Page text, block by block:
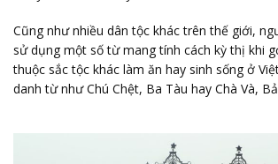
Cũng như nhiều dân tộc khác trên thế giới,
sử dụng một số từ mang tính cách kỳ thị khi
thuộc sắc tộc khác làm ăn hay sinh sống ở
danh từ như Chú Chệt, Ba Tàu hay Chà Và,